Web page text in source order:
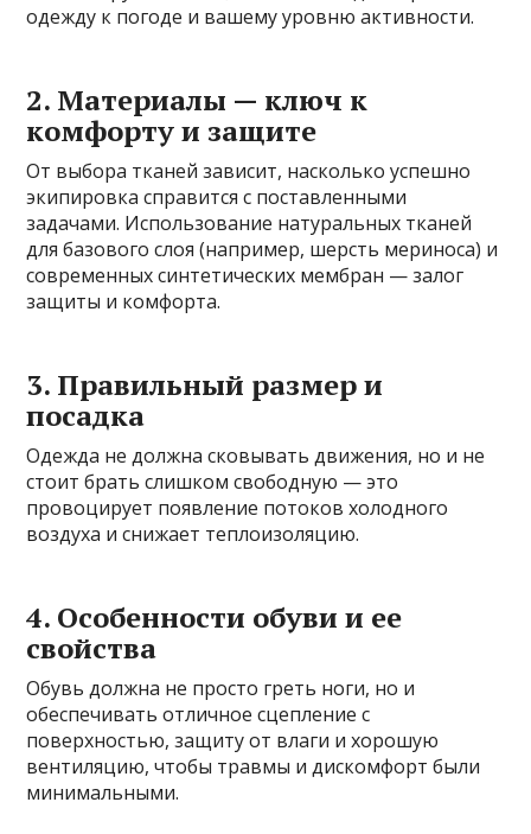
одежду к погоде и вашему уровню активности.
2. Материалы — ключ к
комфорту и защите
От выбора тканей зависит, насколько успешно
экипировка справится с поставленными
задачами. Использование натуральных тканей
для базового слоя (например, шерсть мериноса) и
современных синтетических мембран — залог
защиты и комфорта.
3. Правильный размер и
посадка
Одежда не должна сковывать движения, но и не
стоит брать слишком свободную — это
провоцирует появление потоков холодного
воздуха и снижает теплоизоляцию.
4. Особенности обуви и ее
свойства
Обувь должна не просто греть ноги, но и
обеспечивать отличное сцепление с
поверхностью, защиту от влаги и хорошую
вентиляцию, чтобы травмы и дискомфорт были
минимальными.